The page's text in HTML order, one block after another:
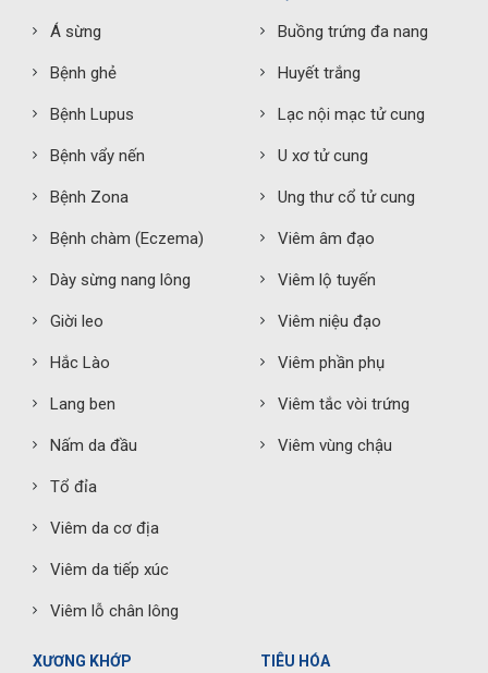
Á sừng
Bệnh ghẻ
Bệnh Lupus
Bệnh vẩy nến
Bệnh Zona
Bệnh chàm (Eczema)
Dày sừng nang lông
Giời leo
Hắc Lào
Lang ben
Nấm da đầu
Tổ đỉa
Viêm da cơ địa
Viêm da tiếp xúc
Viêm lỗ chân lông
Buồng trứng đa nang
Huyết trắng
Lạc nội mạc tử cung
U xơ tử cung
Ung thư cổ tử cung
Viêm âm đạo
Viêm lộ tuyến
Viêm niệu đạo
Viêm phần phụ
Viêm tắc vòi trứng
Viêm vùng chậu
XƯƠNG KHỚP TIÊU HÓA